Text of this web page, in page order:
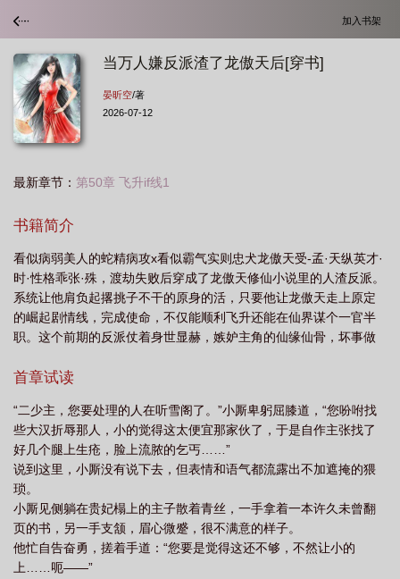
加入书架
当万人嫌反派渣了龙傲天后[穿书]
晏昕空/著
2026-07-12
最新章节： 第50章 飞升if线1
书籍简介
看似病弱美人的蛇精病攻x看似霸气实则忠犬龙傲天受-孟·天纵英才·
时·性格乖张·殊，渡劫失败后穿成了龙傲天修仙小说里的人渣反派。
系统让他肩负起撂挑子不干的原身的活，只要他让龙傲天走上原定
的崛起剧情线，完成使命，不仅能顺利飞升还能在仙界谋个一官半
职。这个前期的反派仗着身世显赫，嫉妒主角的仙缘仙骨，坏事做
身，使其一蹶不振多年，后来龙傲天崛起，将他千刀万剐，挫骨扬
WWW.MOXIEXS.TOP
首章试读
“二少主，您要处理的人在听雪阁了。”小厮卑躬屈膝道，“您吩咐找
些大汉折辱那人，小的觉得这太便宜那家伙了，于是自作主张找了
好几个腿上生疮，脸上流脓的乞丐……”
说到这里，小厮没有说下去，但表情和语气都流露出不加遮掩的猥
琐。
小厮见侧躺在贵妃榻上的主子散着青丝，一手拿着一本许久未曾翻
页的书，另一手支颔，眉心微蹙，很不满意的样子。
他忙自告奋勇，搓着手道：“您要是觉得这还不够，不然让小的
上……呃——”